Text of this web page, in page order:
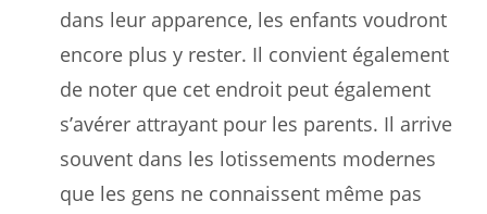
dans leur apparence, les enfants voudront
encore plus y rester. Il convient également
de noter que cet endroit peut également
s’avérer attrayant pour les parents. Il arrive
souvent dans les lotissements modernes
que les gens ne connaissent même pas